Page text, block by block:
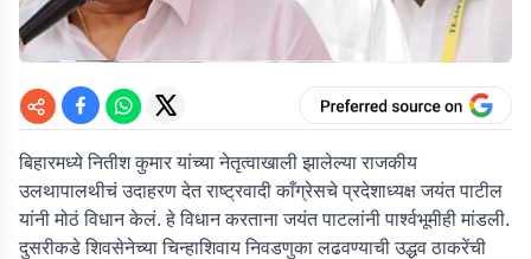
बिहारमध्ये नितीश कुमार यांच्या नेतृत्वाखाली झालेल्या राजकीय
उलथापालथीचं उदाहरण देत राष्ट्रवादी काँग्रेसचे प्रदेशाध्यक्ष जयंत पाटील
यांनी मोठं विधान केलं. हे विधान करताना जयंत पाटलांनी पार्श्वभूमीही मांडली.
दुसरीकडे शिवसेनेच्या चिन्हाशिवाय निवडणुका लढवण्याची उद्धव ठाकरेंची